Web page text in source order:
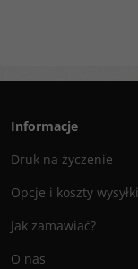
Informacje
Druk na życzenie
Opcje i koszty wysyłki
Jak zamawiać?
O nas